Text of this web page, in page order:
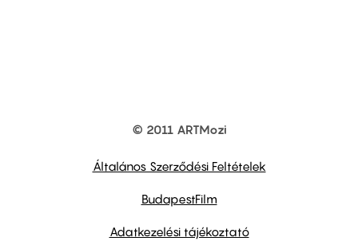
© 2011 ARTMozi
Általános Szerződési Feltételek
BudapestFilm
Adatkezelési tájékoztató